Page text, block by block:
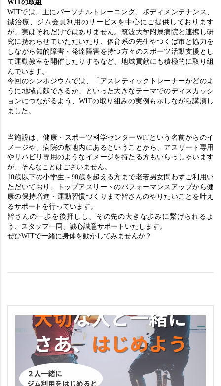
WITの取組
WITでは、主にパーソナルトレーニング、ボディメンテナンス、
鍼治療、ジム会員利用のサービスを中心にご提供しております
が、実はそれだけではありません。筑波大学附属病院と連携し研
究に携わらせていただいたり、体育系の先生やつくば市と協力を
しながら知的障害・発達障害を持つ方々のスポーツ活動支援とし
て運動教室を開催したりするなど、地域貢献にも積極的に取り組
んでいます。
今回のシンポジウムでは、「アスレティックトレーナーがどのよ
うに地域貢献できるか」といった大きなテーマでのディスカッシ
ョンにつながるよう、WITの取り組みの実例も示しながら講演し
ました。
当施設は、健康・スポーツ科学センターWITという名前からのイ
メージや、病院の敷地内にあるということから、アスリート専用
やリハビリ専用のようなイメージを持たる方もいらっしゃいます
が、そんなことはございません。
10歳以下の小学生～90歳を超える方まで老若男女問わずご利用い
ただいており、トップアスリートのパフォーマンスアップから健
康の保持増進・運動習慣づくりまで皆さんのやりたいことを叶え
るサポートを行っています。
皆さんの一歩を後押しし、その先の大きな歩みに繋げられるよ
う、スタッフ一同、誠心誠意サポートいたします。
ぜひWITで一緒に身体を動かしてみませんか？